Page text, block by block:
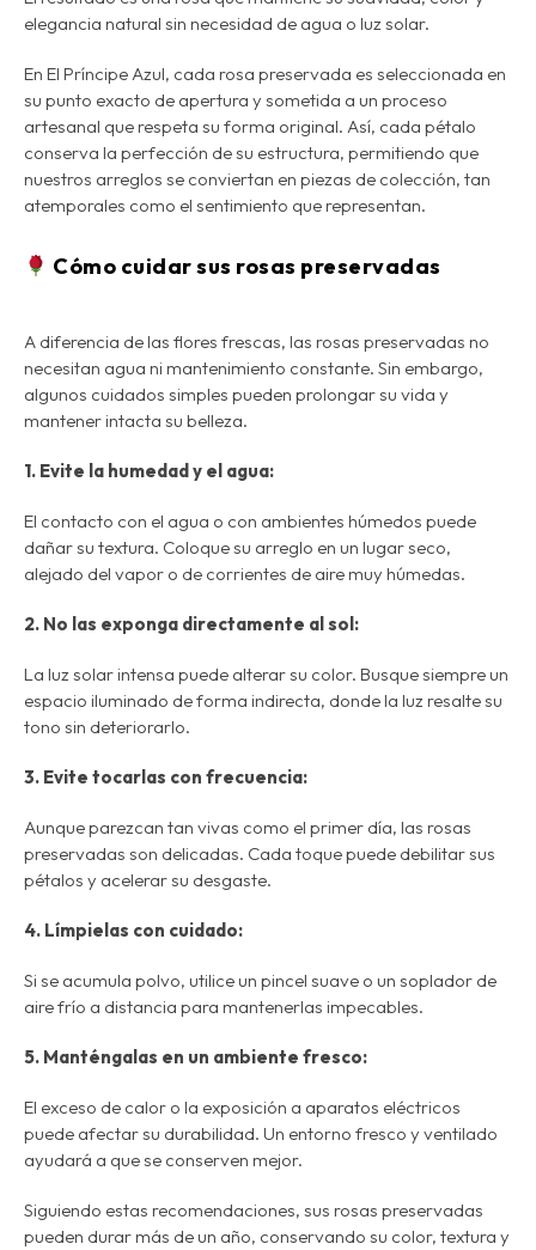
elegancia natural sin necesidad de agua o luz solar.
En El Príncipe Azul, cada rosa preservada es seleccionada en
su punto exacto de apertura y sometida a un proceso
artesanal que respeta su forma original. Así, cada pétalo
conserva la perfección de su estructura, permitiendo que
nuestros arreglos se conviertan en piezas de colección, tan
atemporales como el sentimiento que representan.
Cómo cuidar sus rosas preservadas
A diferencia de las flores frescas, las rosas preservadas no
necesitan agua ni mantenimiento constante. Sin embargo,
algunos cuidados simples pueden prolongar su vida y
mantener intacta su belleza.
1. Evite la humedad y el agua:
El contacto con el agua o con ambientes húmedos puede
dañar su textura. Coloque su arreglo en un lugar seco,
alejado del vapor o de corrientes de aire muy húmedas.
2. No las exponga directamente al sol:
La luz solar intensa puede alterar su color. Busque siempre un
espacio iluminado de forma indirecta, donde la luz resalte su
tono sin deteriorarlo.
3. Evite tocarlas con frecuencia:
Aunque parezcan tan vivas como el primer día, las rosas
preservadas son delicadas. Cada toque puede debilitar sus
pétalos y acelerar su desgaste.
4. Límpielas con cuidado:
Si se acumula polvo, utilice un pincel suave o un soplador de
aire frío a distancia para mantenerlas impecables.
5. Manténgalas en un ambiente fresco:
El exceso de calor o la exposición a aparatos eléctricos
puede afectar su durabilidad. Un entorno fresco y ventilado
ayudará a que se conserven mejor.
Siguiendo estas recomendaciones, sus rosas preservadas
pueden durar más de un año, conservando su color, textura y